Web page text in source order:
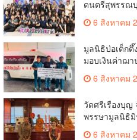
ดนตรีสุพรรณ
มันส์ เหน่อมาก
6 สิงหาคม
มูลนิธิป่อเต็ก
มอบเงินค่าฌ
ชีวิต จากเหตุเ
ลาดพร้าว จำน
6 สิงหาคม
วัดศรีเรืองบุญ
พรรษามูลนิธิมิ
ประจำปี
6 สิงหาคม